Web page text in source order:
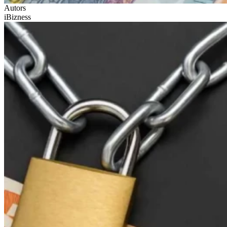
Autors
iBizness